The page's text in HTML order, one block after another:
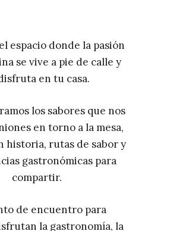
espacio donde la pasión
se vive a pie de calle y
en tu casa.
los sabores que nos
en torno a la mesa,
historia, rutas de sabor y
gastronómicas para
compartir.
de encuentro para
la gastronomía, la